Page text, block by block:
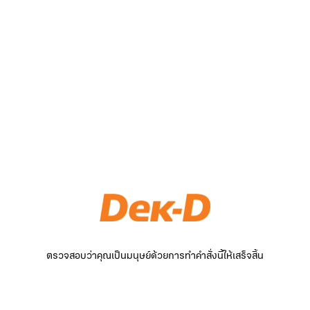
ตรวจสอบว่าคุณเป็นมนุษย์ด้วยการทำคำสั่งนี้ให้เสร็จสิ้น